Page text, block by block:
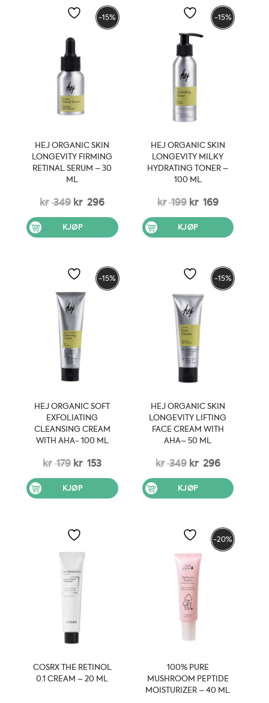
-15%
HEJ ORGANIC SKIN
LONGEVITY FIRMING
RETINAL SERUM – 30
ML
kr349 Opprinnelig
pris
var:
kr 296Nåværende
pris
er:
KJØP
-15%
HEJ ORGANIC SKIN
LONGEVITY MILKY
HYDRATING TONER –
100 ML
kr 199 Opprinnelig
pris
var:
kr 169
pris
KJØP
-15%
HEJ ORGANIC SOFT
EXFOLIATING
CLEANSING CREAM
WITH AHA- 100 ML
kr179 Opprinnelig
pris
var:
kr 153Nåværende
pris
KJØP
-15%
HEJ ORGANIC SKIN
LONGEVITY LIFTING
FACE CREAM WITH
AHA– 50 ML
kr 349 Opprinnelig
pris
var:
kr 296
pris
er:
KJØP
COSRX THE RETINOL
0.1 CREAM – 20 ML
-20%
100% PURE
MUSHROOM PEPTIDE
MOISTURIZER – 40 ML